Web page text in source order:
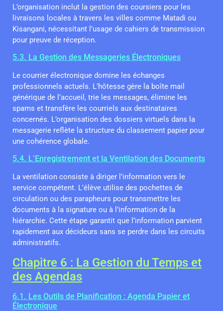
L’organisation inclut la gestion des coursiers pour les
livraisons locales à travers les villes comme Matadi ou
Kisangani, nécessitant l’usage de cahiers de transmission
pour preuve de réception.
5.3. La Gestion des Messageries Électroniques
Le courrier électronique domine les échanges
professionnels actuels. L’hôtesse gère la boîte mail
générique de l’accueil, trie les messages, élimine les
spams et transfère les courriels aux destinataires
concernés. L’organisation des dossiers virtuels dans la
messagerie reflète la structure du classement papier pour
une cohérence globale.
5.4. L’Enregistrement et la Ventilation des Documents
La ventilation consiste à diriger l’information vers le
service compétent. L’élève utilise des pochettes de
circulation ou des parapheurs pour transmettre les
documents à la signature ou à l’information de la
hiérarchie. Cette étape garantit que l’information parvient
rapidement aux décideurs sans se perdre dans les circuits
administratifs.
Chapitre 6 : La Gestion du Temps et
des Agendas
6.1. Les Outils de Planification : Agenda Papier et
Électronique